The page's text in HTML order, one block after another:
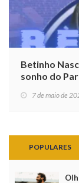
Betinho
sonho do
7 de maio de
POPULARES